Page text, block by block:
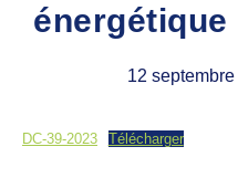
énergétique
12
DC-39-2023 Télécharger